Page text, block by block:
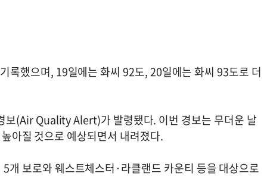
록했으며, 19일에는 화씨 92도, 20일에는 화씨 93도로 더
보(Air Quality Alert)가 발령됐다. 이번 경보는 무더운 날
아질 것으로 예상되면서 내려졌다.
개 보로와 웨스트체스터·라클랜드 카운티 등을 대상으로